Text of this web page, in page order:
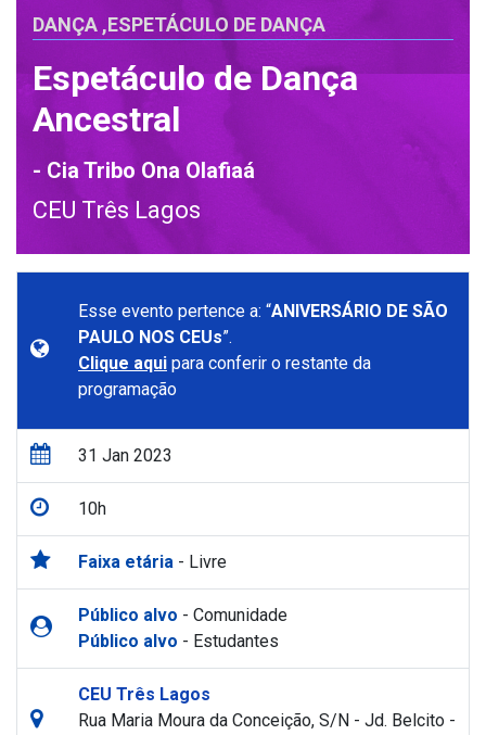
DANÇA ,ESPETÁCULO DE DANÇA
Espetáculo de Dança
Ancestral
- Cia Tribo Ona Olafiaá
CEU Três Lagos
Esse evento pertence a: “ANIVERSÁRIO DE SÃO
PAULO NOS CEUs”.
Clique aqui para conferir o restante da
programação
31 Jan 2023
10h
Faixa etária - Livre
Público alvo - Comunidade
Público alvo - Estudantes
CEU Três Lagos
Rua Maria Moura da Conceição, S/N - Jd. Belcito -